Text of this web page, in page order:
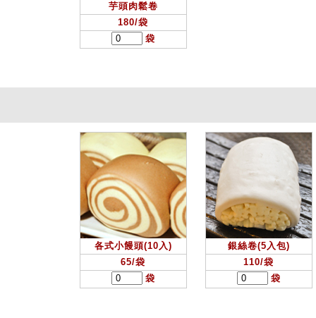
芋頭肉鬆卷
180/袋
袋
各式小饅頭(10入)
65/袋
袋
銀絲卷(5入包)
110/袋
袋